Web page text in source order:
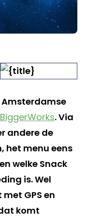
BiggerWorks. Via
andere de
het menu eens
welke Snack
is. Wel
GPS en
komt